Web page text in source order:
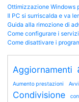
Ottimizzazione Windows
Il PC si surriscalda e va
Guida alla rimozione di
Come configurare i
Come disattivare i
Aggiornamenti
Aumento prestazioni
Condivisione